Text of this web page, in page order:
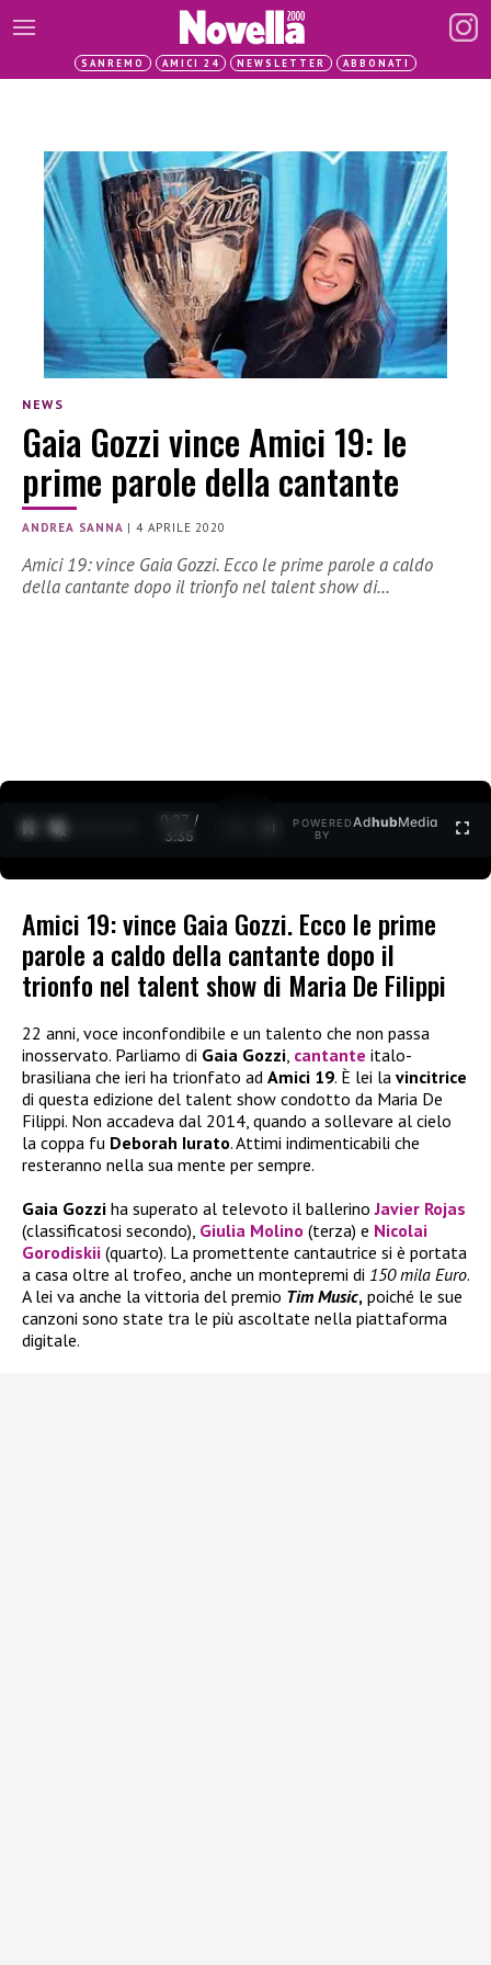
SANREMO AMICI 24 NEWSLETTER ABBONATI
NEWS
Gaia Gozzi vince Amici 19: le
prime parole della cantante
ANDREA SANNA |4 APRILE 2020
Amici 19: vince Gaia Gozzi. Ecco le prime parole a caldo
della cantante dopo il trionfo nel talent show di…
0:27 /
3:35
POWERED
BY
AdhubMedia
Amici 19: vince Gaia Gozzi. Ecco le prime
parole a caldo della cantante dopo il
trionfo nel talent show di Maria De Filippi
22 anni, voce inconfondibile e un talento che non passa
inosservato. Parliamo di Gaia Gozzi, cantante italo-
brasiliana che ieri ha trionfato ad Amici 19. È lei la vincitrice
di questa edizione del talent show condotto da Maria De
Filippi. Non accadeva dal 2014, quando a sollevare al cielo
la coppa fu Deborah Iurato. Attimi indimenticabili che
resteranno nella sua mente per sempre.
Gaia Gozzi ha superato al televoto il ballerino Javier Rojas
(classificatosi secondo), Giulia Molino (terza) e Nicolai
Gorodiskii (quarto). La promettente cantautrice si è portata
a casa oltre al trofeo, anche un montepremi di 150 mila Euro.
A lei va anche la vittoria del premio Tim Music, poiché le sue
canzoni sono state tra le più ascoltate nella piattaforma
digitale.